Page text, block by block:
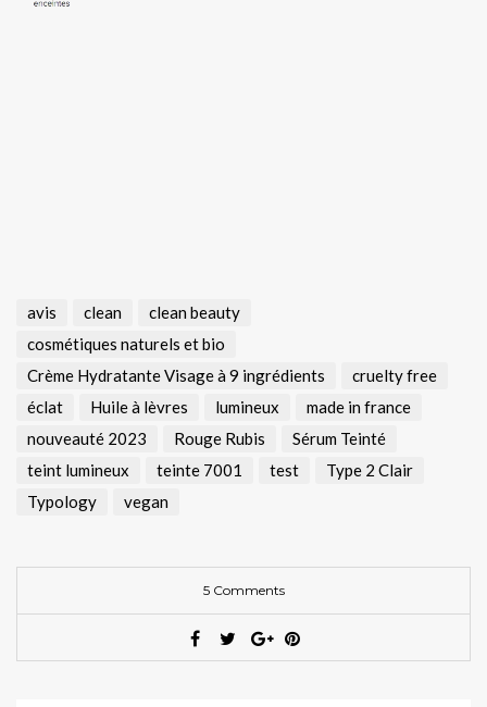
avis clean
clean beauty
cosmétiques naturels et bio
Crème Hydratante Visage à 9 ingrédients
cruelty free
éclat
Huile à lèvres lumineux
made in france
nouveauté 2023
Rouge Rubis
Sérum Teinté
teint lumineux
teinte 7001 test
Type 2 Clair
Typology
vegan
5 Comments